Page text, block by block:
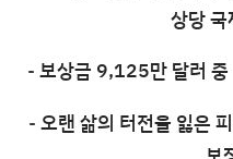
상당 국
- 보상금 9,125만 달러
- 오랜 삶의 터전을 잃은